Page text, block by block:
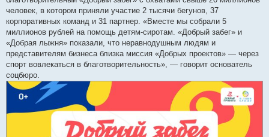
человек, в котором приняли участие 2 тысячи бегунов, 37
корпоративных команд и 31 партнер. «Вместе мы собрали 5
миллионов рублей на помощь детям-сиротам. «Добрый забег» и
«Добрая лыжня» показали, что неравнодушным людям и
представителям бизнеса близка миссия «Добрых проектов» — через
спорт вовлекаться в благотворительность», — говорит основатель
соцбюро.